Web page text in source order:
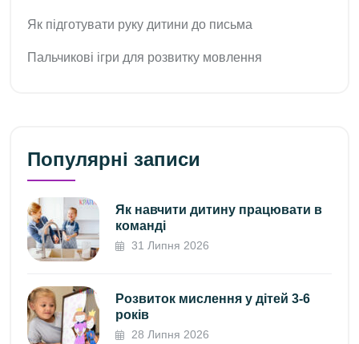
Як підготувати руку дитини до письма
Пальчикові ігри для розвитку мовлення
Популярні записи
Як навчити дитину працювати в
команді
31 Липня 2026
Розвиток мислення у дітей 3-6
років
28 Липня 2026